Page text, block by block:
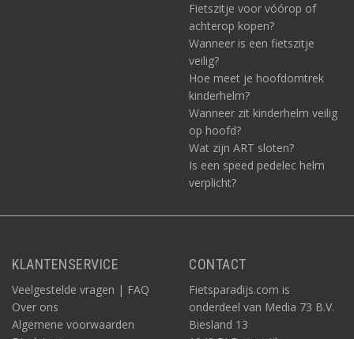
Fietszitje voor vóórop of
achterop kopen?
Wanneer is een fietszitje
veilig?
Hoe meet je hoofdomtrek
kinderhelm?
Wanneer zit kinderhelm veilig
op hoofd?
Wat zijn ART sloten?
Is een speed pedelec helm
verplicht?
KLANTENSERVICE
Veelgestelde vragen | FAQ
Over ons
Algemene voorwaarden
CONTACT
Fietsparadijs.com is
onderdeel van Media 73 B.V.
Biesland 13